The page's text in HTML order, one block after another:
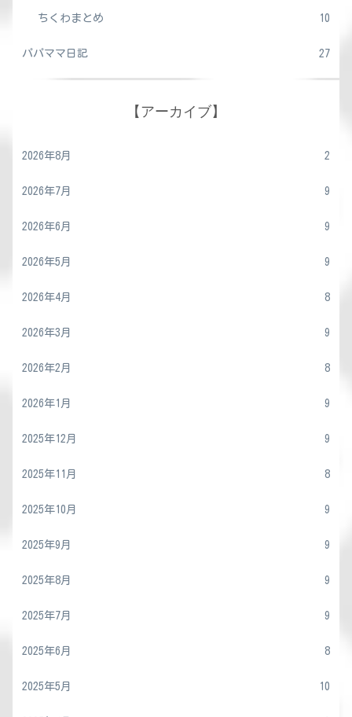
ちくわまとめ 10
パパママ日記 27
【アーカイブ】
2026年8月 2
2026年7月 9
2026年6月 9
2026年5月 9
2026年4月 8
2026年3月 9
2026年2月 8
2026年1月 9
2025年12月 9
2025年11月 8
2025年10月 9
2025年9月 9
2025年8月 9
2025年7月 9
2025年6月 8
2025年5月 10